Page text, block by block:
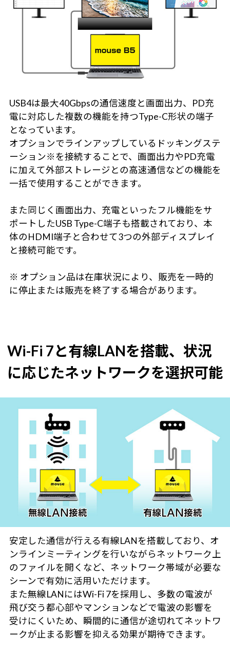
USB4は最大40Gbpsの通信速度と画面出力、PD充
電に対応した複数の機能を持つType-C形状の端子
となっています。
オプションでラインアップしているドッキングステ
ーション※を接続することで、画面出力やPD充電
に加えて外部ストレージとの高速通信などの機能を
一括で使用することができます。
また同じく画面出力、充電といったフル機能をサ
ポートしたUSB Type-C端子も搭載されており、本
体のHDMI端子と合わせて3つの外部ディスプレイ
と接続可能です。
※ オプション品は在庫状況により、販売を一時的
に停止または販売を終了する場合があります。
Wi-Fi 7と有線LANを搭載、状況
に応じたネットワークを選択可能
安定した通信が行える有線LANを搭載しており、オ
ンラインミーティングを行いながらネットワーク上
のファイルを開くなど、ネットワーク帯域が必要な
シーンで有効に活用いただけます。
また無線LANにはWi-Fi 7を採用し、多数の電波が
飛び交う都心部やマンションなどで電波の影響を
受けにくいため、瞬間的に通信が途切れてネットワ
ークが止まる影響を抑える効果が期待できます。